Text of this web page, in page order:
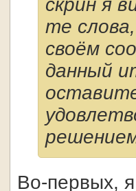
скрин я
те
своём
данный
Во-первых,